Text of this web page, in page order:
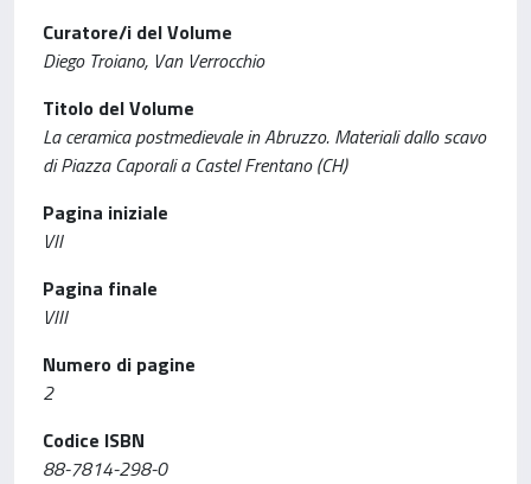
Curatore/i del Volume
Diego Troiano, Van Verrocchio
Titolo del Volume
La ceramica postmedievale in Abruzzo. Materiali dallo scavo
di Piazza Caporali a Castel Frentano (CH)
Pagina iniziale
VII
Pagina finale
VIII
Numero di pagine
2
Codice ISBN
88-7814-298-0